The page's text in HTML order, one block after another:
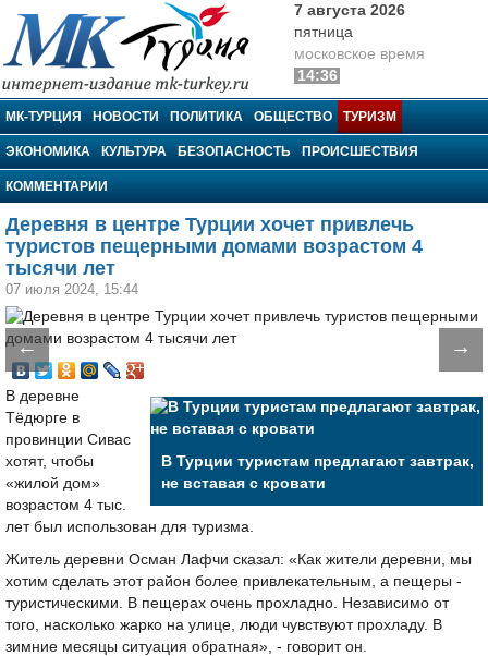
МК-Турция
7 августа 2026
пятница
московское время
14:36
МК-ТУРЦИЯ НОВОСТИ ПОЛИТИКА ОБЩЕСТВО ТУРИЗМ
ЭКОНОМИКА КУЛЬТУРА БЕЗОПАСНОСТЬ ПРОИСШЕСТВИЯ
КОММЕНТАРИИ
Деревня в центре Турции хочет привлечь
туристов пещерными домами возрастом 4
тысячи лет
07 июля 2024, 15:44
← →
В Турции туристам предлагают завтрак,
не вставая с кровати
В деревне
Тёдюрге в
провинции Сивас
хотят, чтобы
«жилой дом»
возрастом 4 тыс.
лет был использован для туризма.
Житель деревни Осман Лафчи сказал: «Как жители деревни, мы
хотим сделать этот район более привлекательным, а пещеры -
туристическими. В пещерах очень прохладно. Независимо от
того, насколько жарко на улице, люди чувствуют прохладу. В
зимние месяцы ситуация обратная», - говорит он.